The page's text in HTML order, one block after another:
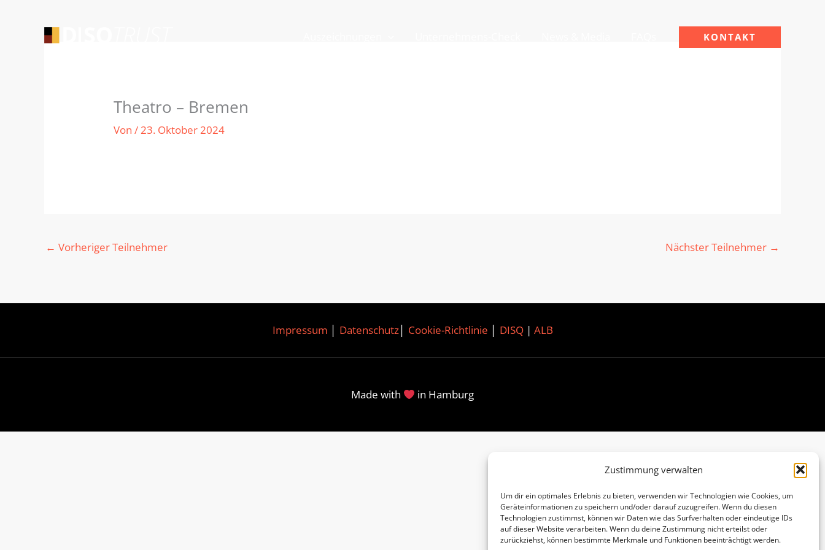
Zustimmung verwalten
Um dir ein optimales Erlebnis zu bieten, verwenden wir Technologien wie Cookies, um
Geräteinformationen zu speichern und/oder darauf zuzugreifen. Wenn du diesen
Technologien zustimmst, können wir Daten wie das Surfverhalten oder eindeutige IDs
auf dieser Website verarbeiten. Wenn du deine Zustimmung nicht erteilst oder
zurückziehst, können bestimmte Merkmale und Funktionen beeinträchtigt werden.
KONTAKT
Theatro – Bremen
Von/23. Oktober 2024
← Vorheriger Teilnehmer Nächster Teilnehmer →
Impressum Datenschutz│ Cookie-Richtlinie DISQ| ALB
Made with in Hamburg